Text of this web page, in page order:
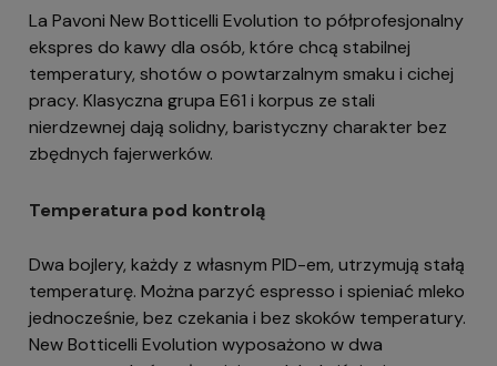
La Pavoni New Botticelli Evolution to półprofesjonalny
ekspres do kawy dla osób, które chcą stabilnej
temperatury, shotów o powtarzalnym smaku i cichej
pracy. Klasyczna grupa E61 i korpus ze stali
nierdzewnej dają solidny, baristyczny charakter bez
zbędnych fajerwerków.
Temperatura pod kontrolą
Dwa bojlery, każdy z własnym PID-em, utrzymują stałą
temperaturę. Można parzyć espresso i spieniać mleko
jednocześnie, bez czekania i bez skoków temperatury.
New Botticelli Evolution wyposażono w dwa